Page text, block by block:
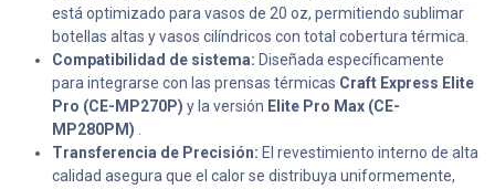
está optimizado para vasos de 20 oz, permitiendo sublimar
botellas altas y vasos cilíndricos con total cobertura térmica.
Compatibilidad de sistema: Diseñada específicamente
para integrarse con las prensas térmicas Craft Express Elite
Pro (CE-MP270P) y la versión Elite Pro Max (CE-
MP280PM)
Transferencia de Precisión: El revestimiento interno de alta
calidad asegura que el calor se distribuya uniformemente,